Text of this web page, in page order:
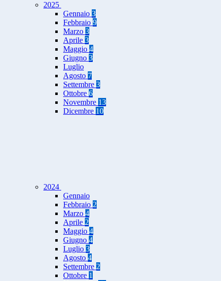
2025
Gennaio 3
Febbraio 9
Marzo 3
Aprile 3
Maggio 4
Giugno 3
Luglio
Agosto 7
Settembre 3
Ottobre 6
Novembre 13
Dicembre 10
2024
Gennaio
Febbraio 2
Marzo 4
Aprile 2
Maggio 4
Giugno 4
Luglio 3
Agosto 4
Settembre 2
Ottobre 1